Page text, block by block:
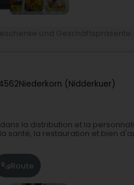
Niederkorn (Nidderkuer)
la distribution et la
santé, la restauration et bien
Route